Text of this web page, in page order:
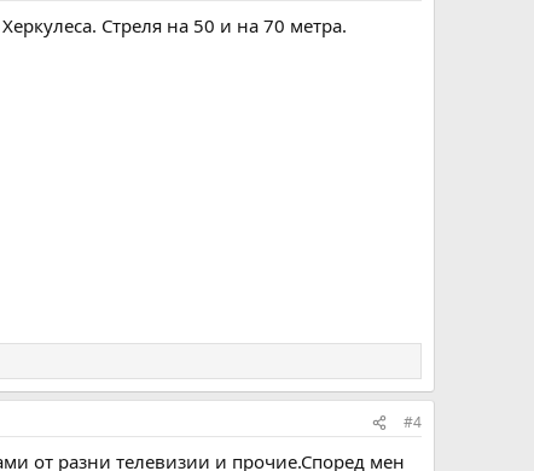
Стреля на 50 и на 70 метра.
#4
от разни телевизии и прочие.Според мен